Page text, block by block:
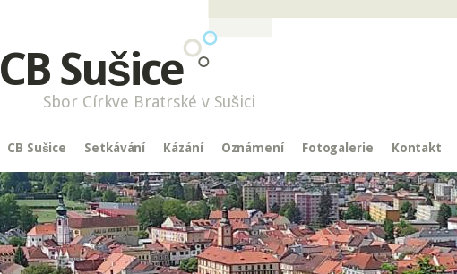
CB Sušice
Sbor Církve Bratrské v Sušici
CB Sušice Setkávání Kázání Oznámení Fotogalerie Kontakt